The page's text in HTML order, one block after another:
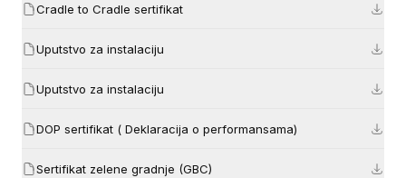
Cradle to Cradle sertifikat
Uputstvo za instalaciju
Uputstvo za instalaciju
DOP sertifikat ( Deklaracija o performansama)
Sertifikat zelene gradnje (GBC)